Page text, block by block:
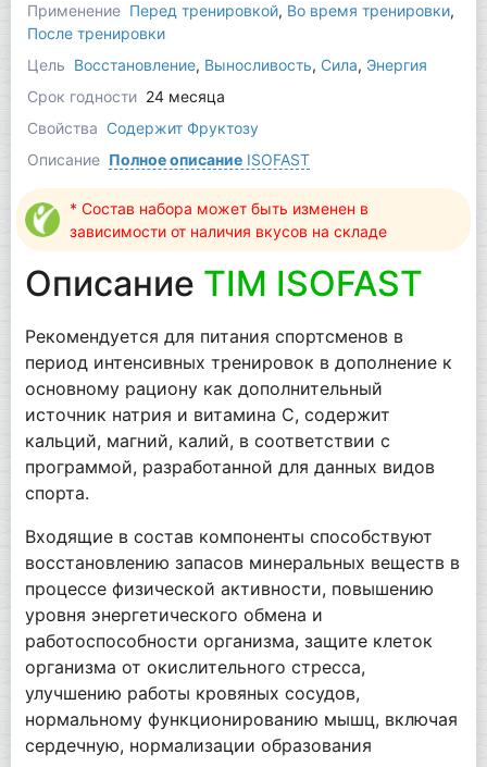
Применение Перед тренировкой, Во время тренировки,
После тренировки
Цель Восстановление, Выносливость, Сила, Энергия
Срок годности 24 месяца
Свойства Содержит Фруктозу
Описание Полное описаниеISOFAST
* Состав набора может быть изменен в
зависимости от наличия вкусов на складе
Описание TIM ISOFAST
Рекомендуется для питания спортсменов в
период интенсивных тренировок в дополнение к
основному рациону как дополнительный
источник натрия и витамина С, содержит
кальций, магний, калий, в соответствии с
программой, разработанной для данных видов
спорта.
Входящие в состав компоненты способствуют
восстановлению запасов минеральных веществ в
процессе физической активности, повышению
уровня энергетического обмена и
работоспособности организма, защите клеток
организма от окислительного стресса,
улучшению работы кровяных сосудов,
нормальному функционированию мышц, включая
сердечную, нормализации образования